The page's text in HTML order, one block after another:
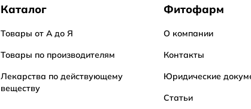
Каталог
Товары от А до Я
Товары по производителям
Лекарства по действующему
веществу
Фитофарм
О компании
Контакты
Юридические
Статьи